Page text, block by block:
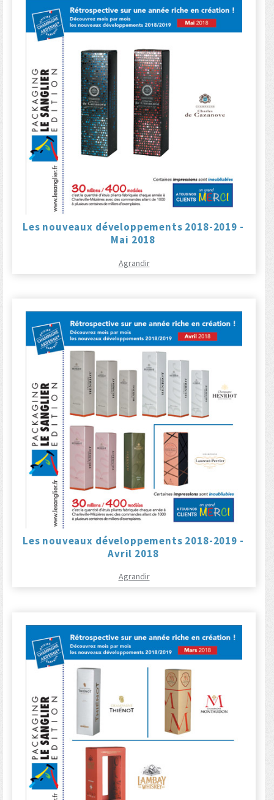
Les nouveaux développements 2018-2019 -
Mai 2018
Agrandir
Les nouveaux développements 2018-2019 -
Avril 2018
Agrandir